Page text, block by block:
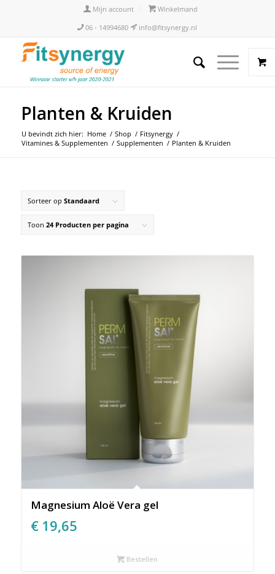
Mijn account
Winkelmand
06 - 14994680
info@fitsynergy.nl
Planten & Kruiden
U bevindt zich hier: Home / Shop / Fitsynergy /
Vitamines & Supplementen / Supplementen / Planten & Kruiden
Sorteer op Standaard
Toon 24 Producten per pagina
Magnesium Aloë Vera gel
€ 19,65
Bestellen